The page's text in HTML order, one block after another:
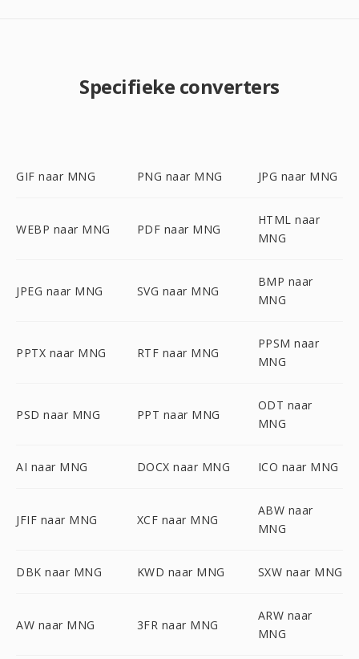
Specifieke converters
GIF naar MNG PNG naar MNG JPG naar MNG
WEBP naar MNG PDF naar MNG
HTML naar
MNG
JPEG naar MNG SVG naar MNG
BMP naar
MNG
PPTX naar MNG RTF naar MNG
PPSM naar
MNG
PSD naar MNG PPT naar MNG
ODT naar
MNG
AI naar MNG DOCX naar MNG ICO naar MNG
JFIF naar MNG XCF naar MNG
ABW naar
MNG
DBK naar MNG KWD naar MNG SXW naar MNG
AW naar MNG 3FR naar MNG
ARW naar
MNG